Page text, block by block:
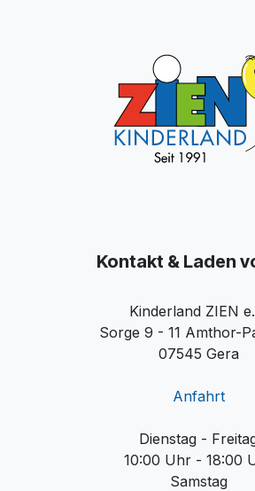
Kontakt & Laden
Kinderland ZIEN
Sorge 9 - 11 Amthor-
07545 Gera
Anfahrt
Dienstag -
10:00 Uhr - 18:00
Samstag